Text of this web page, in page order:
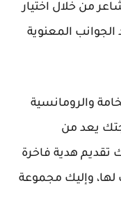
من خلال اختيار
المعنوية
والرومانسية
يعد من
تقديم هدية فاخرة
وإليك مجموعة